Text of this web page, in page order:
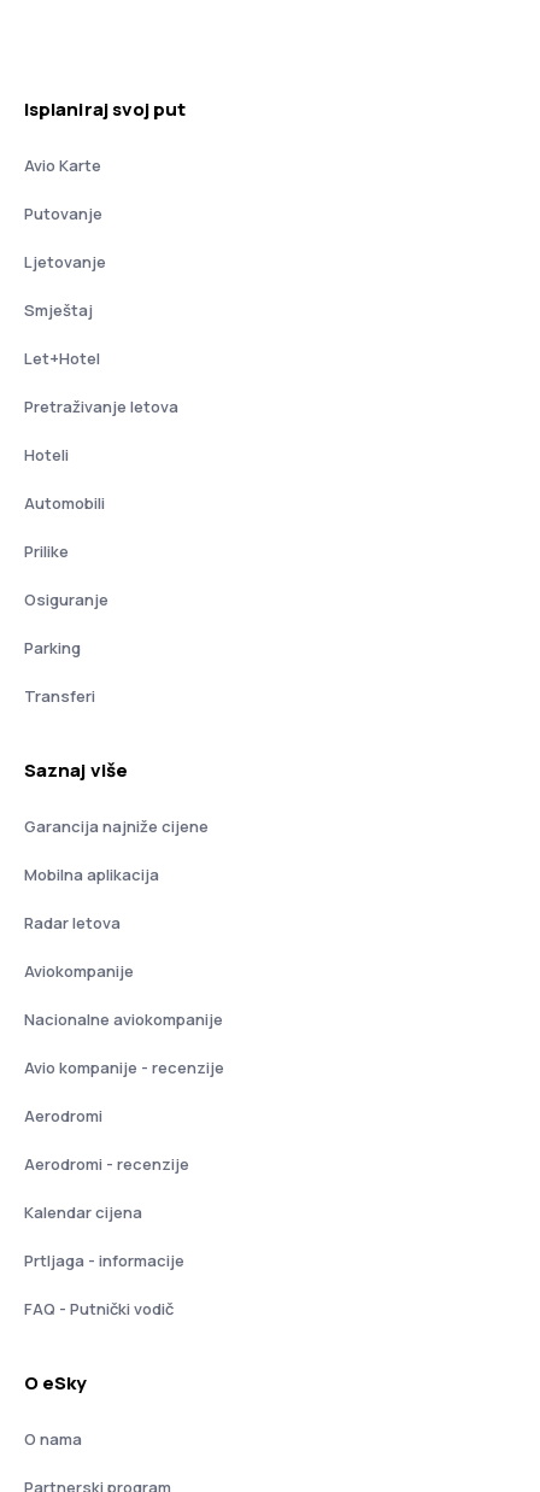
Isplaniraj svoj put
Avio Karte
Putovanje
Ljetovanje
Smještaj
Let+Hotel
Pretraživanje letova
Hoteli
Automobili
Prilike
Osiguranje
Parking
Transferi
Saznaj više
Garancija najniže cijene
Mobilna aplikacija
Radar letova
Aviokompanije
Nacionalne aviokompanije
Avio kompanije - recenzije
Aerodromi
Aerodromi - recenzije
Kalendar cijena
Prtljaga - informacije
FAQ - Putnički vodič
O eSky
O nama
Partnerski program